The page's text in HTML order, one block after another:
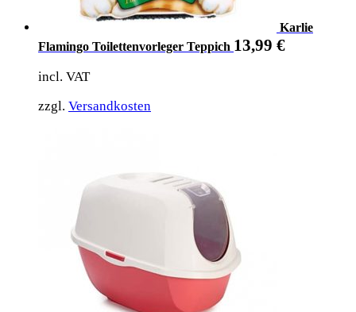
Karlie
Flamingo Toilettenvorleger Teppich 13,99 €
incl. VAT
zzgl. Versandkosten